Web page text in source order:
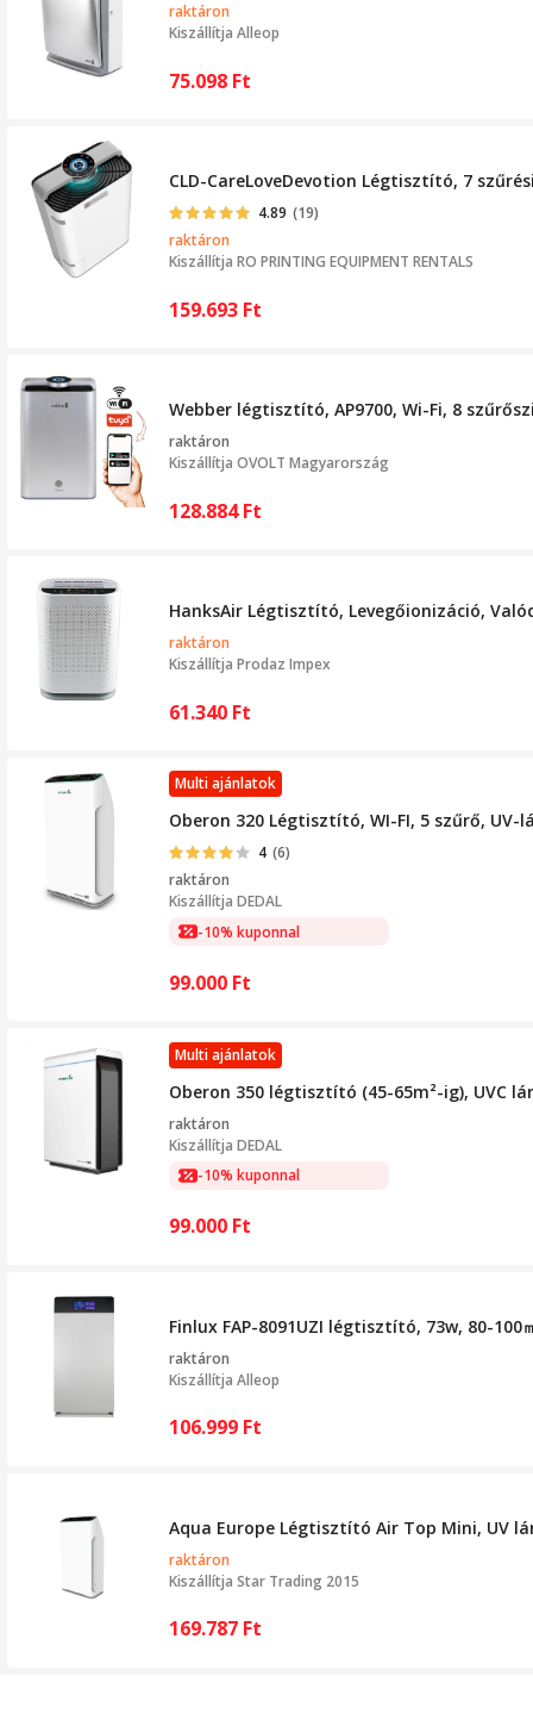
raktáron
Kiszállítja Alleop
75.098 Ft
CLD-CareLoveDevotion Légtisztító, 7
4.89 (19)
raktáron
Kiszállítja RO PRINTING EQUIPMENT RENTALS
159.693 Ft
Webber légtisztító, AP9700, Wi-Fi, 8
raktáron
Kiszállítja OVOLT Magyarország
128.884Ft
HanksAir Légtisztító, Levegőionizáció,
raktáron
Kiszállítja Prodaz Impex
61.340 Ft
Multi ajánlatok
Oberon 320 Légtisztító, WI-FI, 5 szűrő,
4 (6)
raktáron
Kiszállítja DEDAL
-10% kuponnal
99.000 Ft
Multi ajánlatok
Oberon 350 légtisztító (45-65m²-ig), UVC
raktáron
Kiszállítja DEDAL
-10% kuponnal
99.000 Ft
Finlux FAP-8091UZI légtisztító, 73w, 80-
raktáron
Kiszállítja Alleop
106.999 Ft
Aqua Europe Légtisztító Air Top Mini, UV
raktáron
Kiszállítja Star Trading 2015
169.787 Ft